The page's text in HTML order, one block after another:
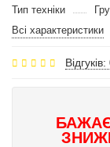
Тип техніки
Всі характеристики
Відгуків: